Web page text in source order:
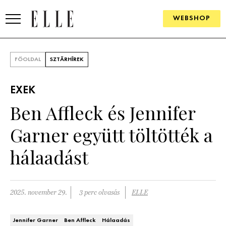
WEBSHOP
SZÉPSÉG
ÉLETMÓD
PÁRKAPCSOLAT
FŐOLDAL SZTÁRHÍREK
EXEK
Ben Affleck és Jennifer
Garner együtt töltötték a
hálaadást
2025. november 29. 3 perc olvasás ELLE
Jennifer Garner Ben Affleck Hálaadás